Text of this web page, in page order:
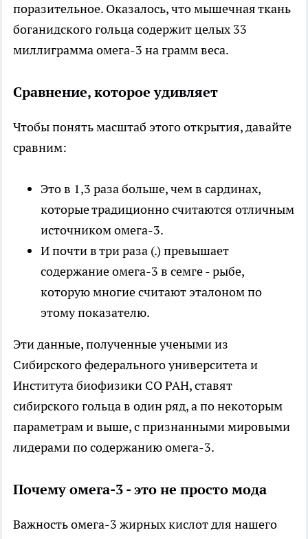
поразительное. Оказалось, что мышечная ткань
боганидского гольца содержит целых 33
миллиграмма омега-3 на грамм веса.
Сравнение, которое удивляет
Чтобы понять масштаб этого открытия, давайте
сравним:
Это в 1,3 раза больше, чем в сардинах,
которые традиционно считаются отличным
источником омега-3.
И почти в три раза (.) превышает
содержание омега-3 в семге - рыбе,
которую многие считают эталоном по
этому показателю.
Эти данные, полученные учеными из
Сибирского федерального университета и
Института биофизики СО РАН, ставят
сибирского гольца в один ряд, а по некоторым
параметрам и выше, с признанными мировыми
лидерами по содержанию омега-3.
Почему омега-3 - это не просто мода
Важность омега-3 жирных кислот для нашего